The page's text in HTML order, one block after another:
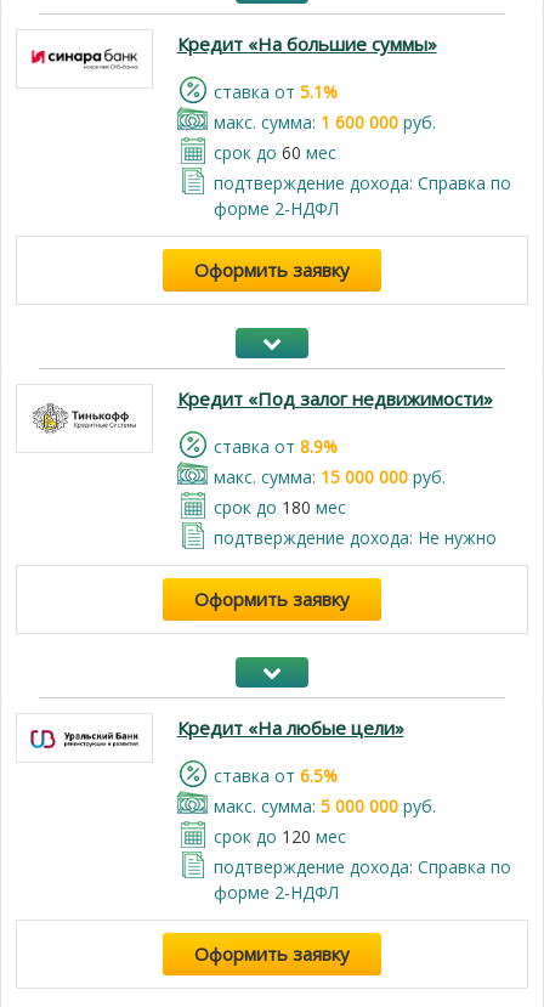
Кредит «На большие суммы»
cтавка от 5.1%
макс. сумма: 1 600 000руб.
срок до 60 мес
подтверждение дохода: Справка по
форме 2-НДФЛ
Оформить заявку
Кредит «Под залог недвижимости»
cтавка от 8.9%
макс. сумма: 15 000 000руб.
срок до 180 мес
подтверждение дохода: Не нужно
Оформить заявку
Кредит «На любые цели»
cтавка от 6.5%
макс. сумма: 5 000 000руб.
срок до 120 мес
подтверждение дохода: Справка по
форме 2-НДФЛ
Оформить заявку